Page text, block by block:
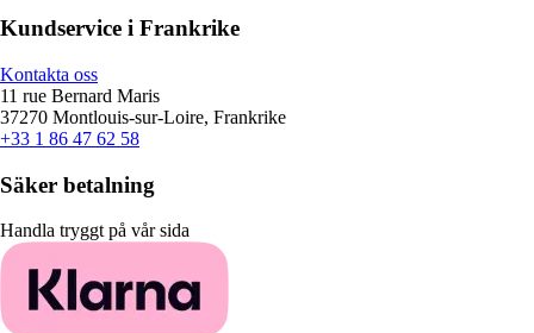
Kundservice i Frankrike
Kontakta oss
11 rue Bernard Maris
37270 Montlouis-sur-Loire, Frankrike
+33 1 86 47 62 58
Säker betalning
Handla tryggt på vår sida